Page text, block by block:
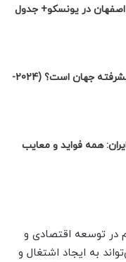
در یونسکو+ جدول
تهران چندمین شهر پیشرفته جهان است؟ (2024-
همه فواید و معایب
در توسعه اقتصادی و
به ایجاد اشتغال و